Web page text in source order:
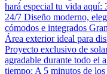
hará especial tu vida
24/7 Diseño moderno,
cómodos e integrados
Área exterior ideal para
Proyecto exclusivo de
agradable durante todo el
tiempo: A 5 minutos de